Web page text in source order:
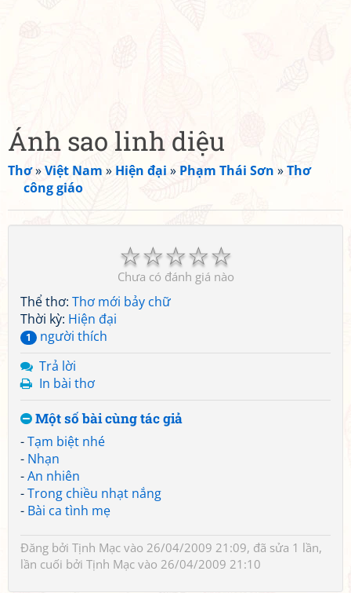
Ánh sao linh diệu
Thơ»Việt Nam » Hiện đại » Phạm Thái Sơn »Thơ
công giáo
☆
☆
☆
☆
☆
Chưa có đánh giá nào
Thể thơ: Thơ mới bảy chữ
Thời kỳ: Hiện đại
1
người thích
Trả lời
In bài thơ
Một số bài cùng tác giả
-Tạm biệt nhé
- Nhạn
-An nhiên
-Trong chiều nhạt nắng
- Bài ca tình mẹ
Đăng bởi Tịnh Mạc vào 26/04/2009 21:09, đã sửa 1 lần,
lần cuối bởi Tịnh Mạc vào 26/04/2009 21:10